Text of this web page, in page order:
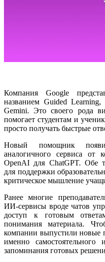
Компания Google
названием Guided
Gemini. Это своего рода
помогает студентам и
просто получать быстрые
Новый помощник
аналогичного сервиса
OpenAI для ChatGPT. Обе
для поддержки
критическое мышление
Ранее многие
ИИ-сервисы вроде чатов
доступ к готовым
понимания материала.
компании выпустили новые
именно
запоминания готовых